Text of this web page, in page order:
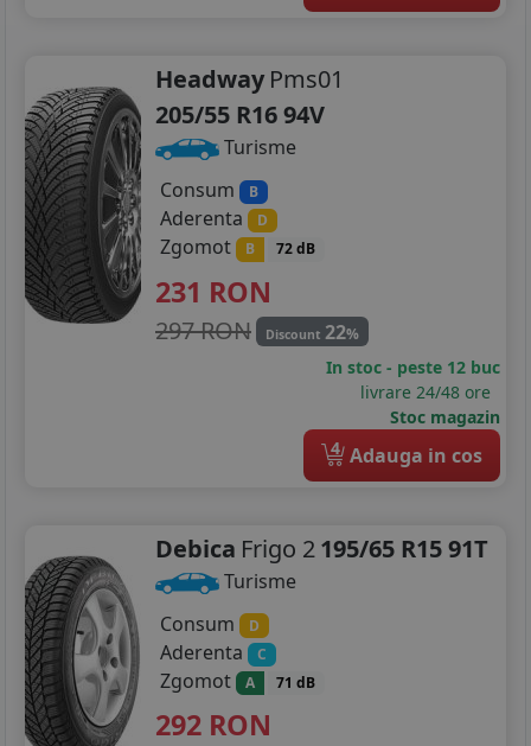
Headway Pms01
205/55 R16 94V
Turisme
Consum
B
Aderenta D
Zgomot B 72 dB
231 RON
297 RON Discount 22%
In stoc - peste 12 buc
livrare 24/48 ore
Stoc magazin
4 Adauga in cos
Debica Frigo 2195/65 R15 91T
Turisme
Consum
D
Aderenta C
Zgomot A 71 dB
292 RON